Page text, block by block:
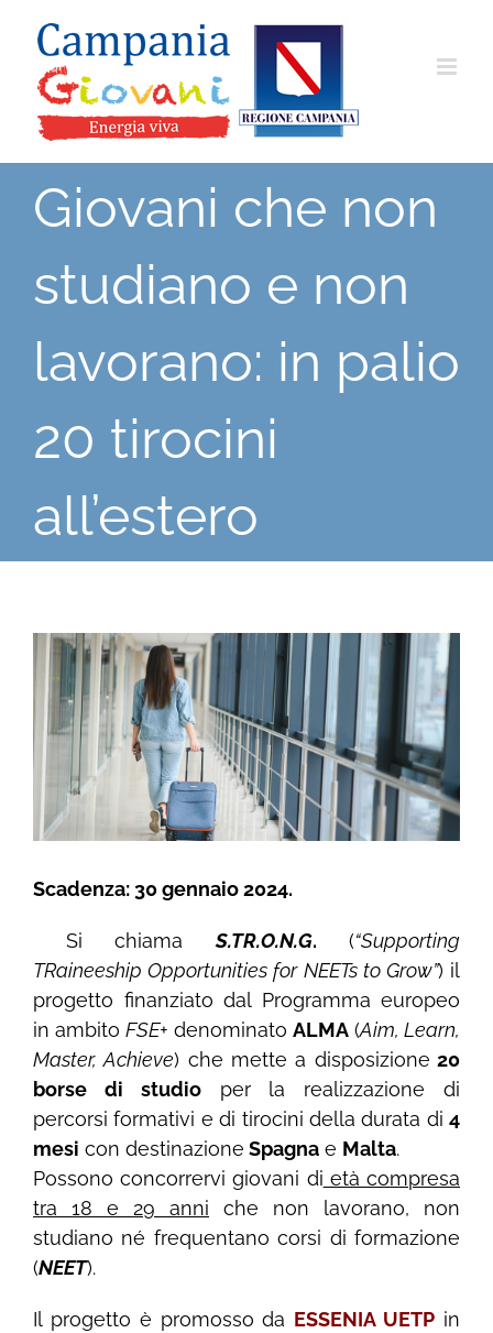
contenuto
Giovani che non
studiano e non
lavorano: in palio
20 tirocini
all’estero
Ingrandisci
immagine
Scadenza: 30 gennaio 2024.
Si chiamaS.TR.O.N.G. (“Supporting
TRaineeship Opportunities for NEETs to Grow”) il
progetto finanziato dal Programma europeo
in ambitoFSE+ denominato ALMA(Aim, Learn,
Master, Achieve) che mette a disposizione 20
borse di studioper la realizzazione di
percorsi formativi e di tirocini della durata di 4
mesi con destinazione Spagna e Malta.
Possono concorrervi giovani di età compresa
tra 18 e 29 anni che non lavorano, non
studiano né frequentano corsi di formazione
(NEET).
Il progetto è promosso da ESSENIA UETP in